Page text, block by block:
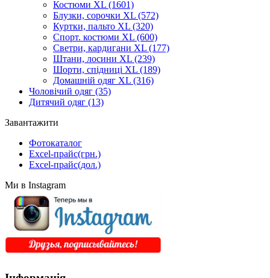
Костюми XL (1601)
Блузки, сорочки XL (572)
Куртки, пальто XL (320)
Спорт. костюми XL (600)
Светри, кардигани XL (177)
Штани, лосини XL (239)
Шорти, спідниці XL (189)
Домашній одяг XL (316)
Чоловічий одяг (35)
Дитячий одяг (13)
Завантажити
Фотокаталог
Excel-прайс(грн.)
Excel-прайс(дол.)
Ми в Instagram